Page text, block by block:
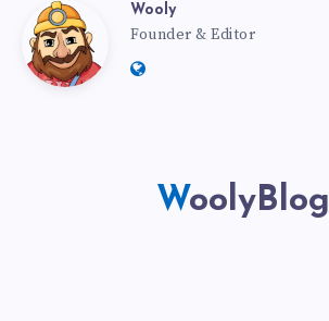
Wooly
Founder & Editor
WoolyBlog